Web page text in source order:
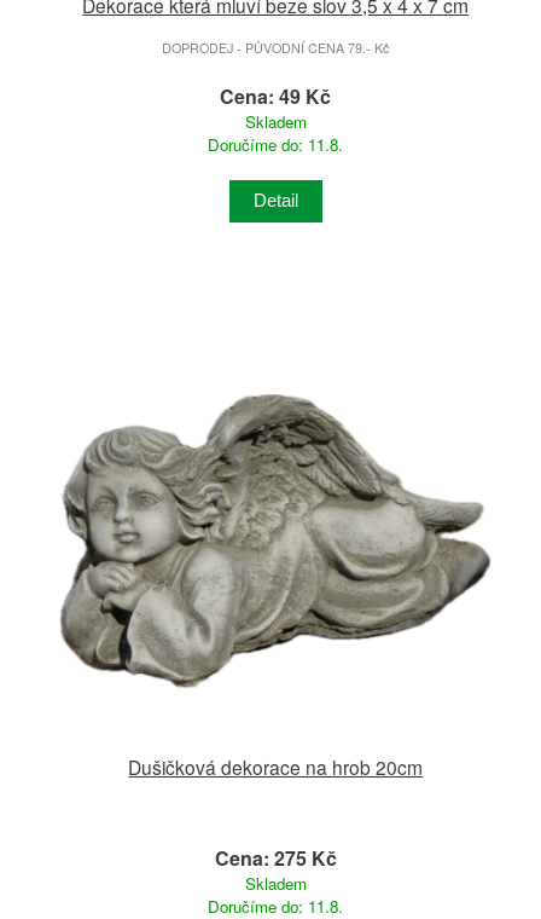
DOPRODEJ - PŮVODNÍ CENA 79.- Kč
Cena: 49 Kč
Skladem
Doručíme do: 11.8.
Detail
Dušičková dekorace na hrob 20cm
Cena: 275 Kč
Skladem
Doručíme do: 11.8.